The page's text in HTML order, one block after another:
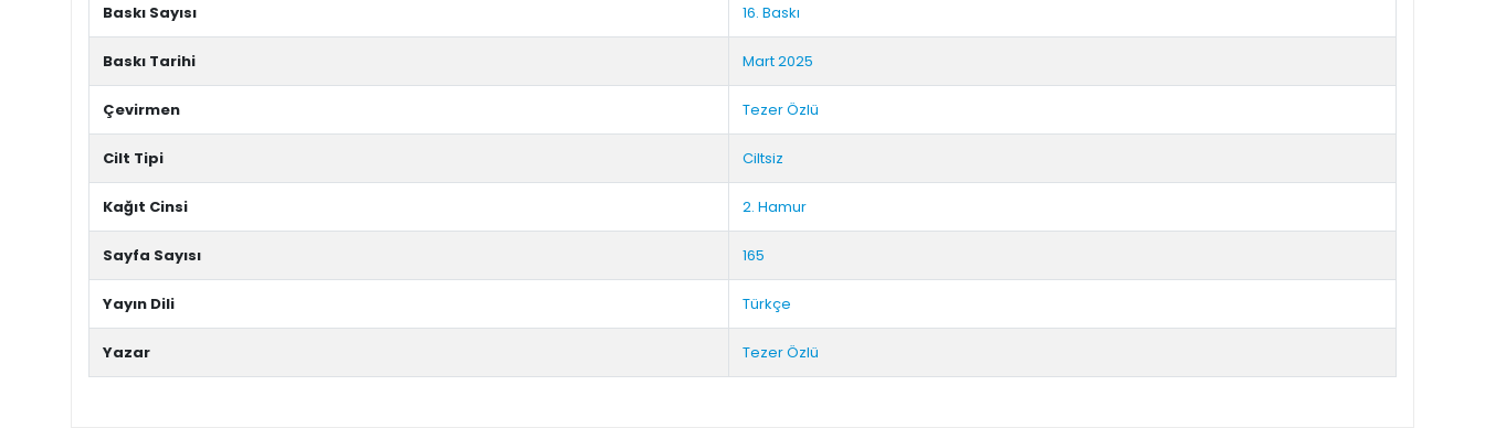
Baskı Sayısı 16. Baskı
Baskı Tarihi Mart 2025
Çevirmen Tezer Özlü
Cilt Tipi Ciltsiz
Kağıt Cinsi 2. Hamur
Sayfa Sayısı 165
Yayın Dili Türkçe
Yazar Tezer Özlü